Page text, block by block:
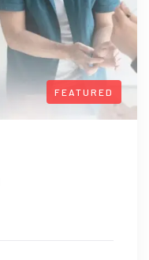
FEATURED